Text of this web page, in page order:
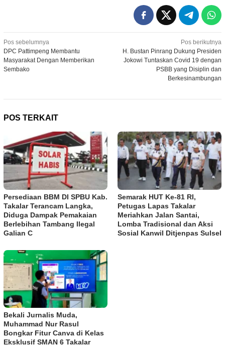
Navigasi
pos
Pos sebelumnya
DPC Pattimpeng Membantu
Masyarakat Dengan Memberikan
Sembako
Pos berikutnya
H. Bustan Pinrang Dukung Presiden
Jokowi Tuntaskan Covid 19 dengan
PSBB yang Disiplin dan
Berkesinambungan
POS TERKAIT
Persediaan BBM DI SPBU Kab.
Takalar Terancam Langka,
Diduga Dampak Pemakaian
Berlebihan Tambang Ilegal
Galian C
Semarak HUT Ke-81 RI,
Petugas Lapas Takalar
Meriahkan Jalan Santai,
Lomba Tradisional dan Aksi
Sosial Kanwil Ditjenpas Sulsel
Bekali Jurnalis Muda,
Muhammad Nur Rasul
Bongkar Fitur Canva di Kelas
Eksklusif SMAN 6 Takalar